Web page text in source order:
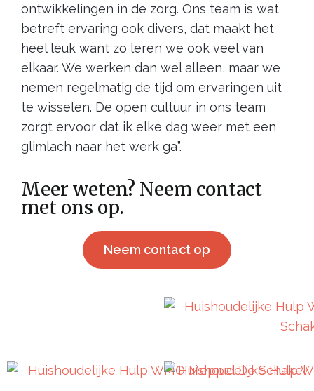
ontwikkelingen in de zorg. Ons team is wat
betreft ervaring ook divers, dat maakt het
heel leuk want zo leren we ook veel van
elkaar. We werken dan wel alleen, maar we
nemen regelmatig de tijd om ervaringen uit
te wisselen. De open cultuur in ons team
zorgt ervoor dat ik elke dag weer met een
glimlach naar het werk ga”.
Meer weten? Neem contact
met ons op.
Neem contact op